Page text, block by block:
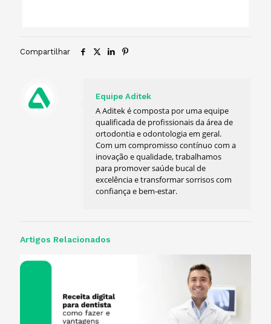
Compartilhar
Equipe Aditek
A Aditek é composta por uma equipe
qualificada de profissionais da área de
ortodontia e odontologia em geral.
Com um compromisso contínuo com a
inovação e qualidade, trabalhamos
para promover saúde bucal de
excelência e transformar sorrisos com
confiança e bem-estar.
Artigos Relacionados